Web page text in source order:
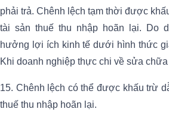
phải trả. Chênh lệch tạm thời được
tài sản thuế thu nhập hoãn lại. Do
hưởng lợi ích kinh tế dưới hình thức
Khi doanh nghiệp thực chi về sửa
15. Chênh lệch có thể được khấu trừ
thuế thu nhập hoãn lại.